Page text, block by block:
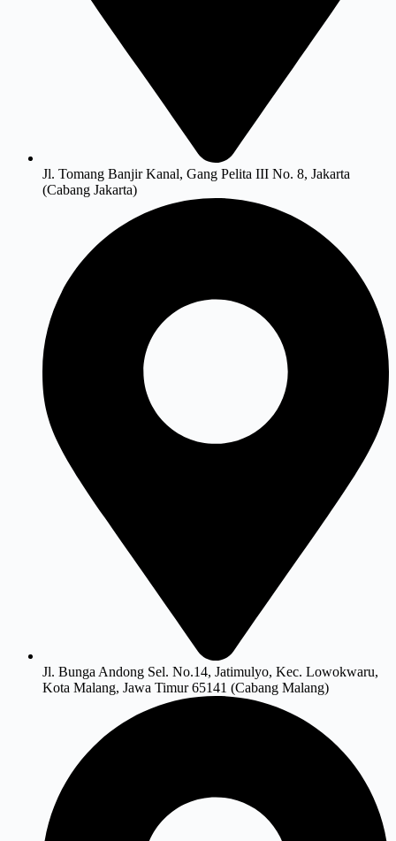
Jl. Tomang Banjir Kanal, Gang Pelita III No. 8, Jakarta
(Cabang Jakarta)
Jl. Bunga Andong Sel. No.14, Jatimulyo, Kec. Lowokwaru,
Kota Malang, Jawa Timur 65141 (Cabang Malang)